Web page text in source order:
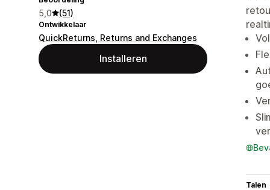
5,0 (51)
Ontwikkelaar
QuickReturns, Returns and Exchanges
Installeren
Talen